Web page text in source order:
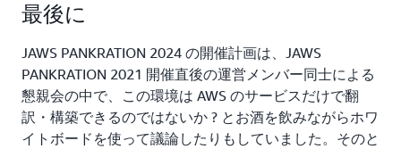
最後に
JAWS PANKRATION 2024 の開催計画は、JAWS
PANKRATION 2021 開催直後の運営メンバー同士による
懇親会の中で、この環境は AWS のサービスだけで翻
訳・構築できるのではないか ? とお酒を飲みながらホワ
イトボードを使って議論したりもしていました。そのと